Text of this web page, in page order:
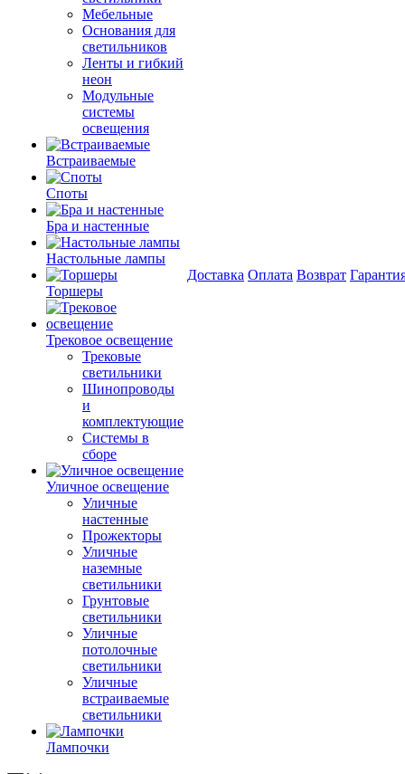
Мебельные
Основания для
светильников
Ленты и гибкий
неон
Модульные
системы
освещения
Встраиваемые
Споты
Бра и настенные
Настольные лампы
Торшеры
Трековое освещение
Трековые
светильники
Шинопроводы
и
комплектующие
Системы в
сборе
Уличное освещение
Уличные
настенные
Прожекторы
Уличные
наземные
светильники
Грунтовые
светильники
Уличные
потолочные
светильники
Уличные
встраиваемые
светильники
Лампочки
Доставка Оплата Возврат